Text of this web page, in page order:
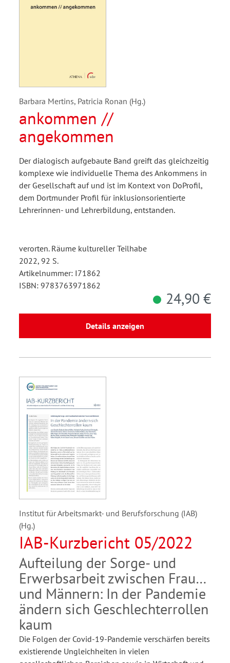
Barbara Mertins, Patricia Ronan (Hg.)
ankommen //
angekommen
Der dialogisch aufgebaute Band greift das gleichzeitig
komplexe wie individuelle Thema des Ankommens in
der Gesellschaft auf und ist im Kontext von DoProfil,
dem Dortmunder Profil für inklusionsorientierte
Lehrerinnen- und Lehrerbildung, entstanden.
verorten. Räume kultureller Teilhabe
2022, 92 S.
Artikelnummer: I71862
ISBN: 9783763971862
24,90 €
Details anzeigen
Institut für Arbeitsmarkt- und Berufsforschung (IAB)
(Hg.)
IAB-Kurzbericht 05/2022
Aufteilung der Sorge- und
Erwerbsarbeit zwischen Frauen
und Männern: In der Pandemie
ändern sich Geschlechterrollen
kaum
Die Folgen der Covid-19-Pandemie verschärfen bereits
existierende Ungleichheiten in vielen